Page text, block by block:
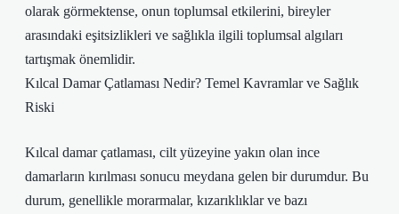
olarak görmektense, onun toplumsal etkilerini, bireyler
arasındaki eşitsizlikleri ve sağlıkla ilgili toplumsal algıları
tartışmak önemlidir.
Kılcal Damar Çatlaması Nedir? Temel Kavramlar ve Sağlık
Riski
Kılcal damar çatlaması, cilt yüzeyine yakın olan ince
damarların kırılması sonucu meydana gelen bir durumdur. Bu
durum, genellikle morarmalar, kızarıklıklar ve bazı